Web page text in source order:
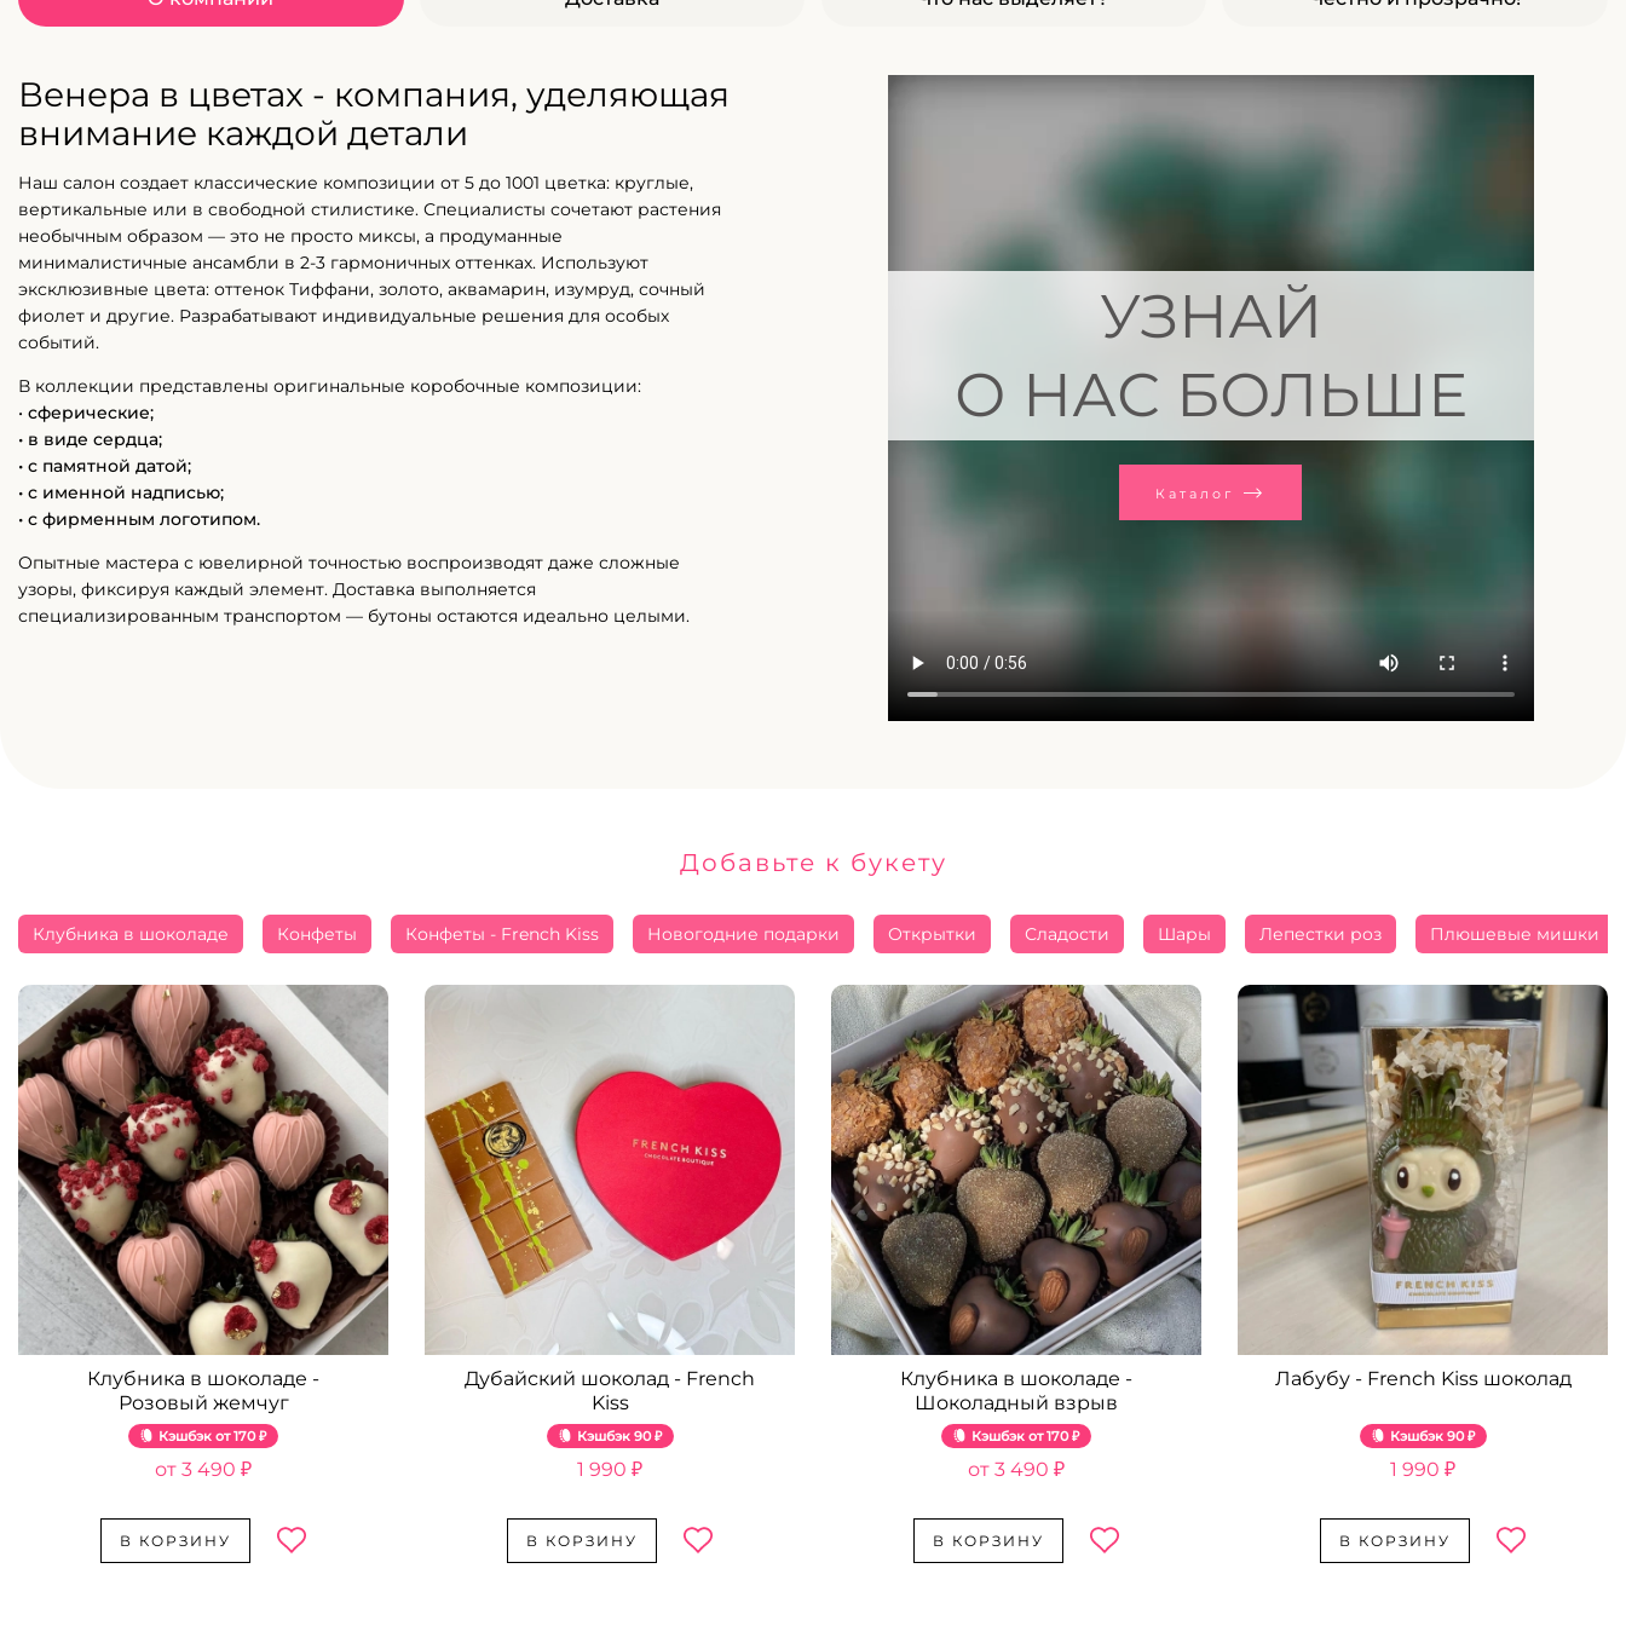
Венера в цветах - компания, уделяющая
внимание каждой детали
Наш салон создает классические композиции от 5 до 1001 цветка: круглые,
вертикальные или в свободной стилистике. Специалисты сочетают растения
необычным образом — это не просто миксы, а продуманные
минималистичные ансамбли в 2-3 гармоничных оттенках. Используют
эксклюзивные цвета: оттенок Тиффани, золото, аквамарин, изумруд, сочный
фиолет и другие. Разрабатывают индивидуальные решения для особых
событий.
В коллекции представлены оригинальные коробочные композиции:
• сферические;
• в виде сердца;
• с памятной датой;
• с именной надписью;
• с фирменным логотипом.
Опытные мастера с ювелирной точностью воспроизводят даже сложные
узоры, фиксируя каждый элемент. Доставка выполняется
специализированным транспортом — бутоны остаются идеально целыми.
УЗНАЙ
О НАС БОЛЬШЕ
Каталог
Добавьте к букету
Клубника в шоколаде Конфеты Конфеты - French Kiss Новогодние подарки Открытки Сладости Шары Лепестки роз Плюшевые мишки
Клубника в шоколаде -
Розовый жемчуг
Кэшбэк 170 ₽
3 490 ₽
В КОРЗИНУ
Дубайский шоколад - French
Kiss
Кэшбэк 90 ₽
1 990 ₽
В КОРЗИНУ
Клубника в шоколаде -
Шоколадный взрыв
Кэшбэк 170 ₽
3 490 ₽
В КОРЗИНУ
Лабубу - French Kiss шоколад
Кэшбэк 90 ₽
1 990 ₽
В КОРЗИНУ